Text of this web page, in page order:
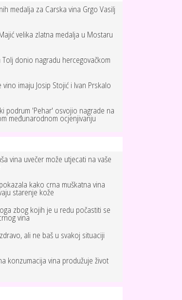
medalja za Carska vina Grgo Vasilj
velika zlatna medalja u Mostaru
Tolj donio nagradu hercegovačkom
vino imaju Josip Stojić i Ivan Prskalo
podrum 'Pehar' osvojio nagrade na
međunarodnom ocjenjivanju
vina uvečer može utjecati na vaše
kako crna muškatna vina
starenje kože
zbog kojih je u redu počastiti se
vina
ali ne baš u svakoj situaciji
konzumacija vina produžuje život